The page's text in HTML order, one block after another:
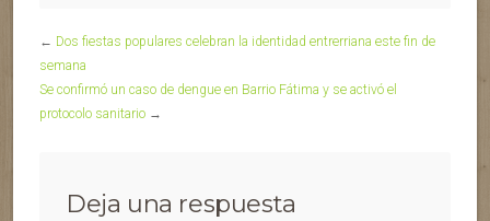
← Dos fiestas populares celebran la identidad entrerriana este fin de
semana
Se confirmó un caso de dengue en Barrio Fátima y se activó el
protocolo sanitario →
Deja una respuesta